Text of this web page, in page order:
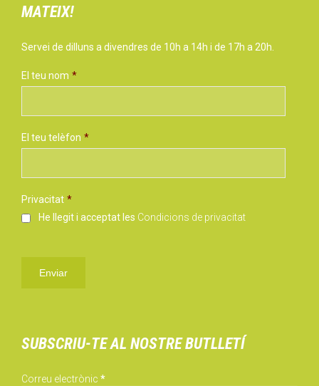
MATEIX!
Servei de dilluns a divendres de 10h a 14h i de 17h a 20h.
El teu nom *
El teu telèfon *
Privacitat *
He llegit i acceptat les Condicions de privacitat
SUBSCRIU-TE AL NOSTRE BUTLLETÍ
Correu electrònic *